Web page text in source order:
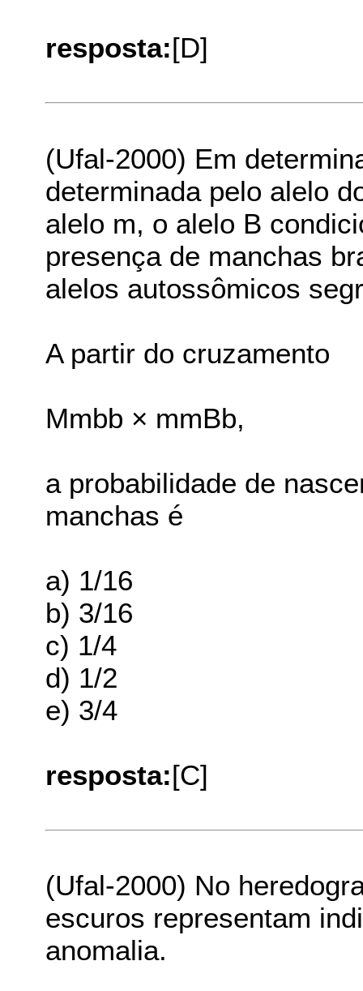
resposta:[D]
(Ufal-2000) Em
determinada pelo alelo
alelo m, o alelo B
presença de manchas
alelos autossômicos
A partir do cruzamento
Mmbb × mmBb,
a probabilidade de
manchas é
a) 1/16
b) 3/16
c) 1/4
d) 1/2
e) 3/4
resposta:[C]
(Ufal-2000) No
escuros representam
anomalia.